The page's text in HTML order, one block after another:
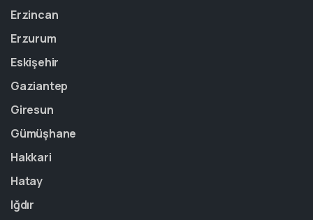
Erzincan
Erzurum
Eskişehir
Gaziantep
Giresun
Gümüşhane
Hakkari
Hatay
Iğdır